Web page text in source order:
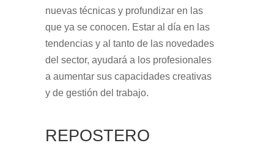
nuevas técnicas y profundizar en las
que ya se conocen. Estar al día en las
tendencias y al tanto de las novedades
del sector, ayudará a los profesionales
a aumentar sus capacidades creativas
y de gestión del trabajo.
REPOSTERO